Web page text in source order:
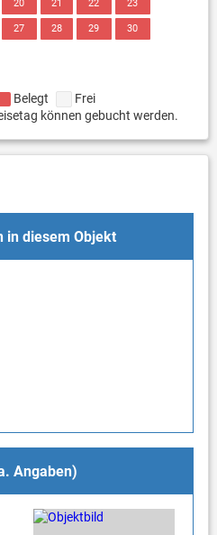
20 21 22 23
27 28 29 30
Belegt
Frei
können gebucht werden.
in diesem Objekt
Angaben)